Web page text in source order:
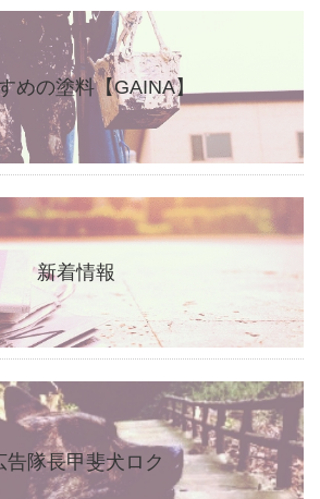
めの塗料【GAINA】
新着情報
告隊長甲斐犬ロク